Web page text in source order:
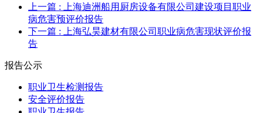
上一篇 : 上海迪洲船用厨房设备有限公司建设项目职业
病危害预评价报告
下一篇 : 上海弘昊建材有限公司职业病危害现状评价报
告
报告公示
职业卫生检测报告
安全评价报告